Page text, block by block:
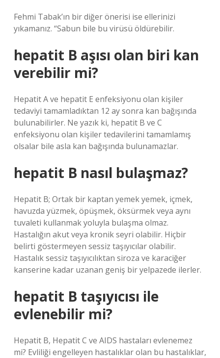
Fehmi Tabak’ın bir diğer önerisi ise ellerinizi
yıkamanız. “Sabun bile bu virüsü öldürebilir.
hepatit B aşısı olan biri kan
verebilir mi?
Hepatit A ve hepatit E enfeksiyonu olan kişiler
tedaviyi tamamladıktan 12 ay sonra kan bağışında
bulunabilirler. Ne yazık ki, hepatit B ve C
enfeksiyonu olan kişiler tedavilerini tamamlamış
olsalar bile asla kan bağışında bulunamazlar.
hepatit B nasıl bulaşmaz?
Hepatit B; Ortak bir kaptan yemek yemek, içmek,
havuzda yüzmek, öpüşmek, öksürmek veya aynı
tuvaleti kullanmak yoluyla bulaşma olmaz.
Hastalığın akut veya kronik seyri olabilir. Hiçbir
belirti göstermeyen sessiz taşıyıcılar olabilir.
Hastalık sessiz taşıyıcılıktan siroza ve karaciğer
kanserine kadar uzanan geniş bir yelpazede ilerler.
hepatit B taşıyıcısı ile
evlenebilir mi?
Hepatit B, Hepatit C ve AIDS hastaları evlenemez
mi? Evliliği engelleyen hastalıklar olan bu hastalıklar,